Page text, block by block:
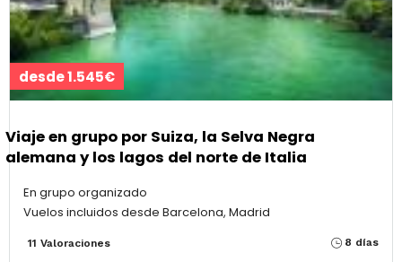
desde 1.545€
Viaje en grupo por Suiza, la Selva Negra
alemana y los lagos del norte de Italia
En grupo organizado
Vuelos incluidos desde Barcelona, Madrid
11 Valoraciones 8 días